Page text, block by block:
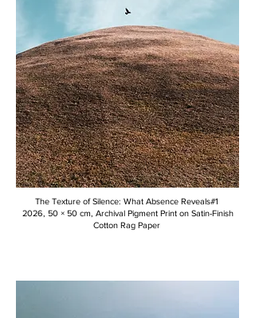
The Texture of Silence: What Absence Reveals#1
2026, 50 × 50 cm, Archival Pigment Print on Satin-Finish
Cotton Rag Paper